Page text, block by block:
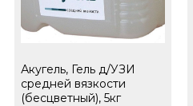
Акугель, Гель д/УЗИ
средней вязкости
(бесцветный), 5кг